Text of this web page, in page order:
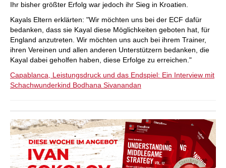
Ihr bisher größter Erfolg war jedoch ihr Sieg in Kroatien.
Kayals Eltern erklärten: "Wir möchten uns bei der ECF dafür
bedanken, dass sie Kayal diese Möglichkeiten geboten hat, für
England anzutreten. Wir möchten uns auch bei ihrem Trainer,
ihren Vereinen und allen anderen Unterstützern bedanken, die
Kayal dabei geholfen haben, diese Erfolge zu erreichen."
Capablanca, Leistungsdruck und das Endspiel: Ein Interview mit
Schachwunderkind Bodhana Sivanandan